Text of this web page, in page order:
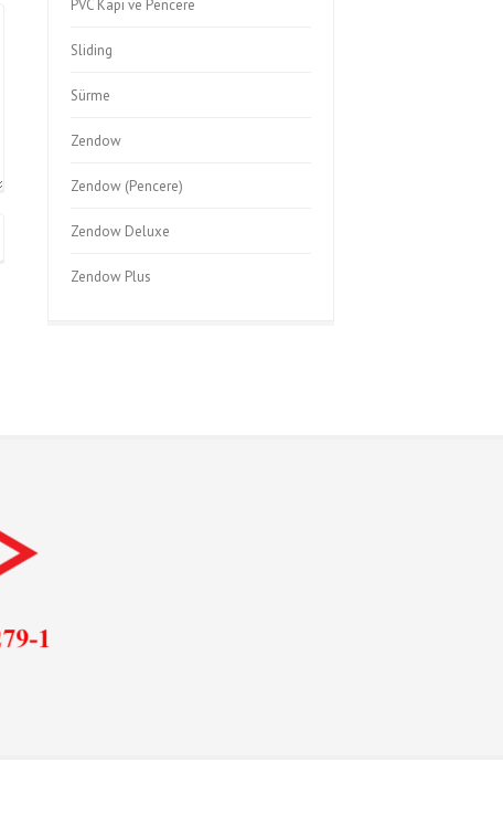
PVC Kapı ve Pencere
Sliding
Sürme
Zendow
Zendow (Pencere)
Zendow Deluxe
Zendow Plus